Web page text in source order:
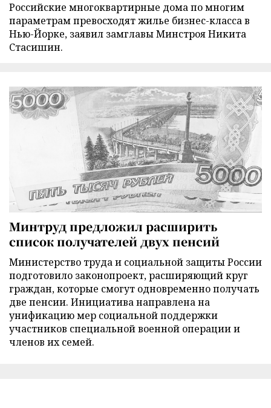
Российские многоквартирные дома по многим
параметрам превосходят жилье бизнес-класса в
Нью-Йорке, заявил замглавы Минстроя Никита
Стасишин.
Минтруд предложил расширить
список получателей двух пенсий
Министерство труда и социальной защиты России
подготовило законопроект, расширяющий круг
граждан, которые смогут одновременно получать
две пенсии. Инициатива направлена на
унификацию мер социальной поддержки
участников специальной военной операции и
членов их семей.